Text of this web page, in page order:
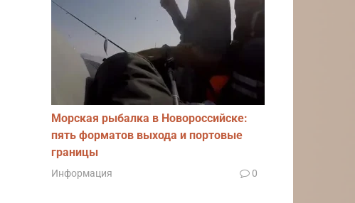
Морская рыбалка в Новороссийске:
пять форматов выхода и портовые
границы
Информация 0